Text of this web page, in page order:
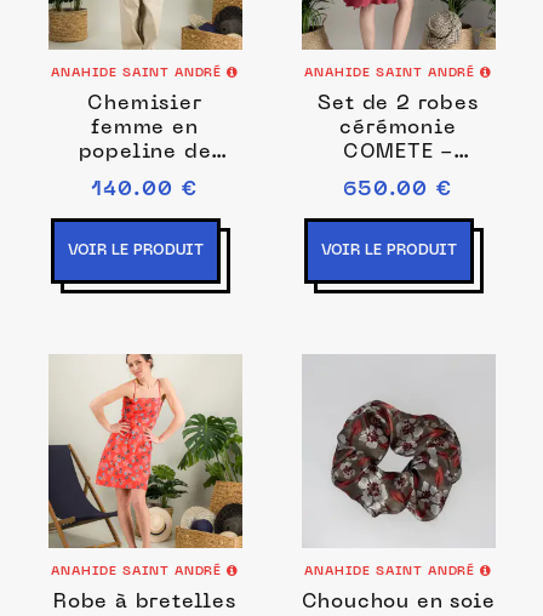
ANAHIDE SAINT ANDRÉ
Chemisier
femme en
popeline de
coton MON
COEUR
140.00 €
VOIR LE PRODUIT
ANAHIDE SAINT ANDRÉ
Set de 2 robes
cérémonie
COMETE -
AURORE en crêpe
marine et soie
rose
650.00 €
VOIR LE PRODUIT
ANAHIDE SAINT ANDRÉ
Robe à bretelles
ANAHIDE SAINT ANDRÉ
Chouchou en soie